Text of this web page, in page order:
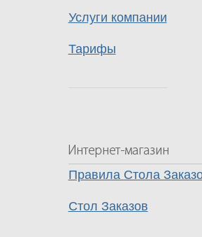
Услуги компании
Тарифы
Правила Стола
Стол Заказов